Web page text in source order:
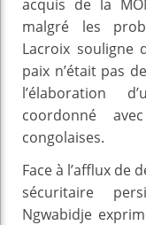
acquis de la
malgré les
Lacroix souligne
paix n’était pas
l’élaboration
coordonné
congolaises.
Face à l’afflux de
sécuritaire
Ngwabidje